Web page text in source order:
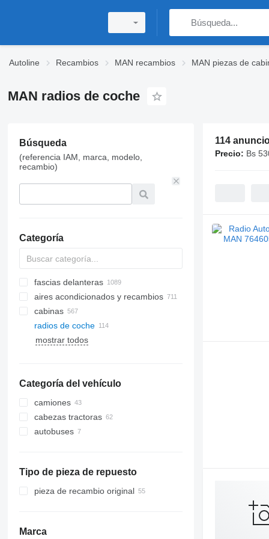
Autoline Recambios MAN recambios MAN piezas de
MAN radios de coche
Búsqueda
(referencia IAM, marca, modelo,
recambio)
Categoría
fascias delanteras
aires acondicionados y recambios
mangueras de aire acondicionado
filtros deshidratador para aire
acondicionado
aires acondicionados
filtros de aire para aire
cabinas
radios de coche
lunas laterales
lunas traseras
mostrar todos
Categoría del vehículo
camiones
cabezas tractoras
autobuses
Tipo de pieza de repuesto
pieza de recambio original
Marca
114
Precio: Bs